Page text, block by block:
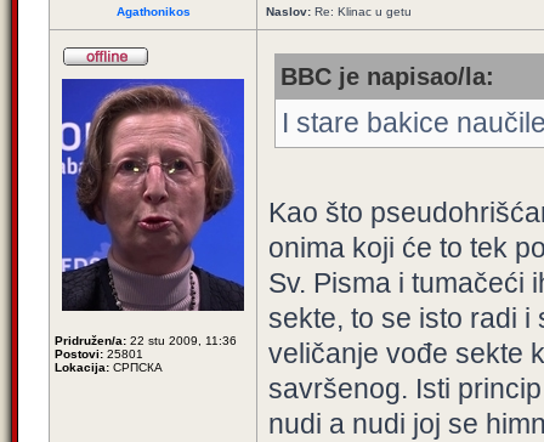
Agathonikos Naslov: Re: Klinac u getu
Pridružen/a: 22 stu 2009, 11:36
Postovi: 25801
Lokacija: СРПСКА
BBC je napisao/la:
I stare bakice
Kao što
onima koji će to tek
Sv. Pisma i tumačeći
sekte, to se isto radi i
veličanje vođe sekte
savršenog. Isti
nudi a nudi joj se